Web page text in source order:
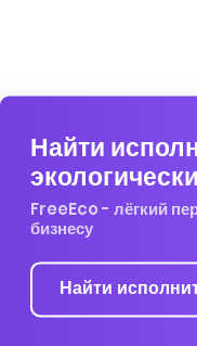
Найти
FreeEco - лёгкий
бизнесу
Найти